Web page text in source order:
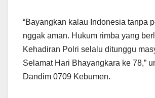
“Bayangkan kalau Indonesia tanpa
nggak aman. Hukum rimba yang
Kehadiran Polri selalu ditunggu
Selamat Hari Bhayangkara ke 78,”
Dandim 0709 Kebumen.